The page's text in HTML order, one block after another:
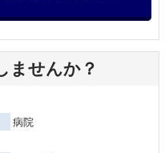
ませんか？
病院